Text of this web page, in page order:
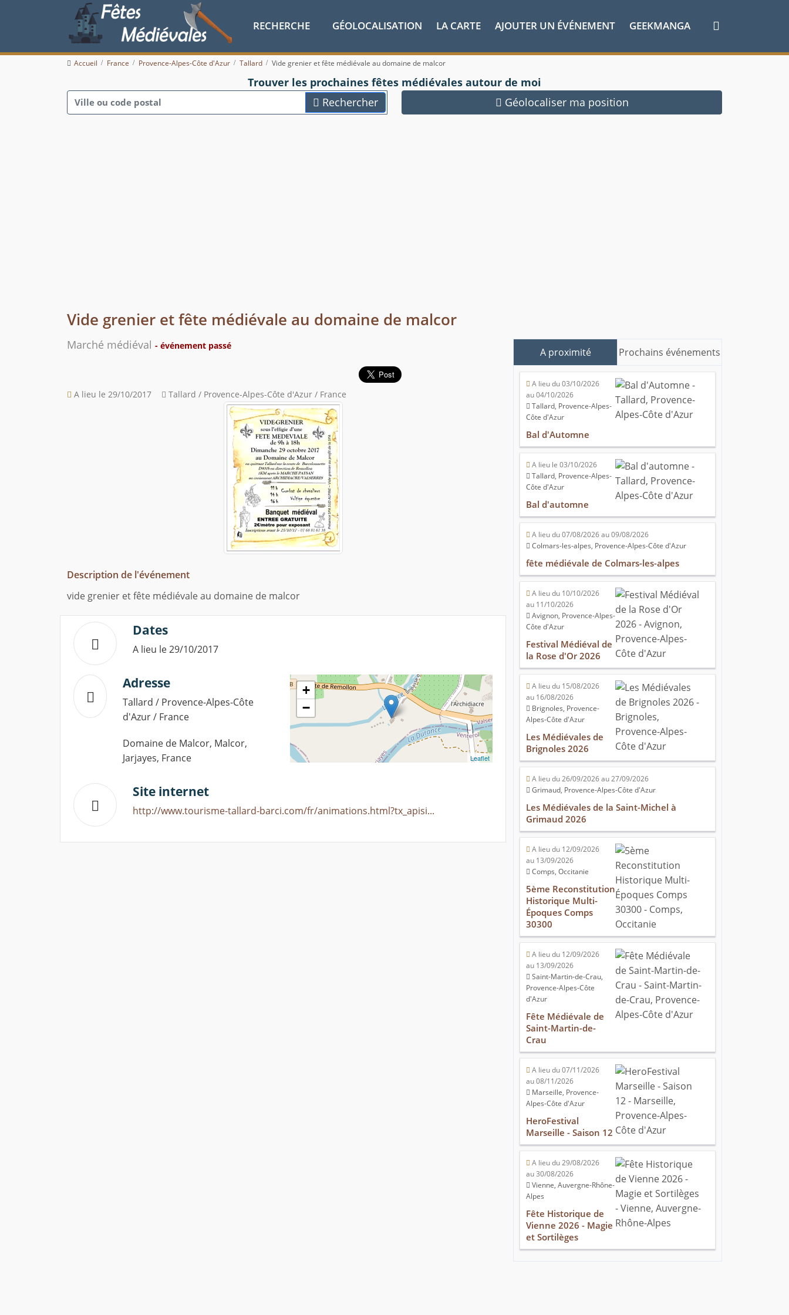
RECHERCHE GÉOLOCALISATION LA CARTE AJOUTER UN ÉVÉNEMENT GEEKMANGA
Accueil France Provence-Alpes-Côte d'Azur Tallard Vide grenier et fête médiévale au domaine de malcor
Trouver les prochaines fêtes médiévales autour de moi
Rechercher
Géolocaliser ma position
Vide grenier et fête médiévale au domaine de malcor
Marché médiéval - événement passé
A lieu le 29/10/2017 Tallard / Provence-Alpes-Côte d'Azur / France
Description de l'événement
vide grenier et fête médiévale au domaine de malcor
Dates
A lieu le 29/10/2017
Adresse
Tallard / Provence-Alpes-Côte
d'Azur / France
Domaine de Malcor, Malcor,
Jarjayes, France
+
−
Leaflet
Site internet
http://www.tourisme-tallard-barci.com/fr/animations.html?tx_apisi...
A proximité Prochains événements
A lieu du 03/10/2026
au 04/10/2026
Tallard, Provence-Alpes-
Côte d'Azur
Bal d'Automne
A lieu le 03/10/2026
Tallard, Provence-Alpes-
Côte d'Azur
Bal d'automne
A lieu du 07/08/2026 au 09/08/2026
Colmars-les-alpes, Provence-Alpes-Côte d'Azur
fête médiévale de Colmars-les-alpes
A lieu du 10/10/2026
au 11/10/2026
Avignon, Provence-Alpes-
Côte d'Azur
Festival Médiéval de
la Rose d'Or 2026
A lieu du 15/08/2026
au 16/08/2026
Brignoles, Provence-
Alpes-Côte d'Azur
Les Médiévales de
Brignoles 2026
A lieu du 26/09/2026 au 27/09/2026
Grimaud, Provence-Alpes-Côte d'Azur
Les Médiévales de la Saint-Michel à
Grimaud 2026
A lieu du 12/09/2026
au 13/09/2026
Comps, Occitanie
5ème Reconstitution
Historique Multi-
Époques Comps
30300
A lieu du 12/09/2026
au 13/09/2026
Saint-Martin-de-Crau,
Provence-Alpes-Côte
d'Azur
Fête Médiévale de
Saint-Martin-de-
Crau
A lieu du 07/11/2026
au 08/11/2026
Marseille, Provence-
Alpes-Côte d'Azur
HeroFestival
Marseille - Saison 12
A lieu du 29/08/2026
au 30/08/2026
Vienne, Auvergne-Rhône-
Alpes
Fête Historique de
Vienne 2026 - Magie
et Sortilèges